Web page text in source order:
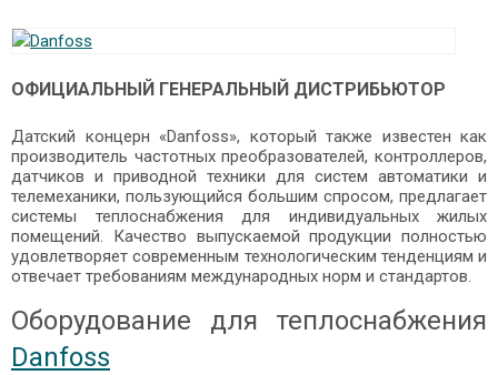
ОФИЦИАЛЬНЫЙ ГЕНЕРАЛЬНЫЙ ДИСТРИБЬЮТОР
Датский концерн «Danfoss», который также известен как
производитель частотных преобразователей, контроллеров,
датчиков и приводной техники для систем автоматики и
телемеханики, пользующийся большим спросом, предлагает
системы теплоснабжения для индивидуальных жилых
помещений. Качество выпускаемой продукции полностью
удовлетворяет современным технологическим тенденциям и
отвечает требованиям международных норм и стандартов.
Оборудование для теплоснабжения
Danfoss